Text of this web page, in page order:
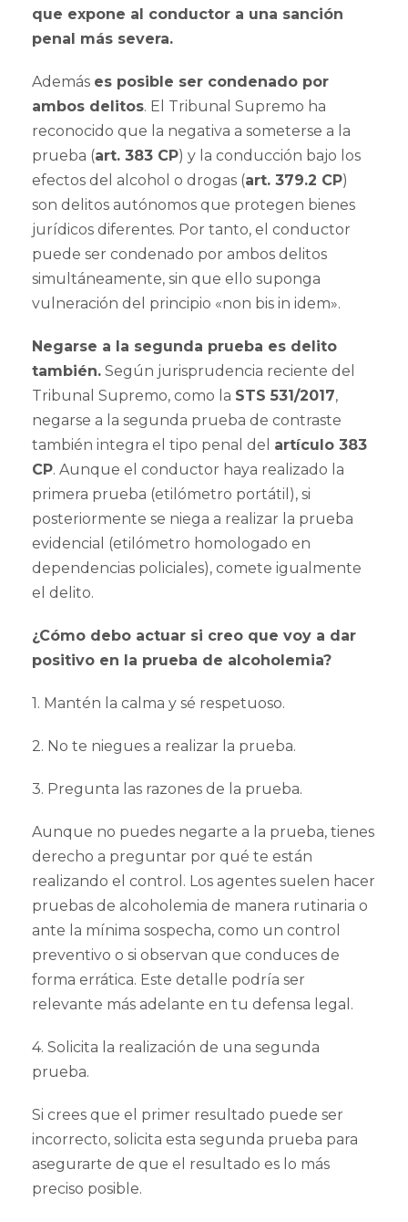
que expone al conductor a una sanción
penal más severa.
Además es posible ser condenado por
ambos delitos. El Tribunal Supremo ha
reconocido que la negativa a someterse a la
prueba (art. 383 CP) y la conducción bajo los
efectos del alcohol o drogas (art. 379.2 CP)
son delitos autónomos que protegen bienes
jurídicos diferentes. Por tanto, el conductor
puede ser condenado por ambos delitos
simultáneamente, sin que ello suponga
vulneración del principio «non bis in idem».
Negarse a la segunda prueba es delito
también. Según jurisprudencia reciente del
Tribunal Supremo, como la STS 531/2017,
negarse a la segunda prueba de contraste
también integra el tipo penal del artículo 383
CP. Aunque el conductor haya realizado la
primera prueba (etilómetro portátil), si
posteriormente se niega a realizar la prueba
evidencial (etilómetro homologado en
dependencias policiales), comete igualmente
el delito.
¿Cómo debo actuar si creo que voy a dar
positivo en la prueba de alcoholemia?
1. Mantén la calma y sé respetuoso.
2. No te niegues a realizar la prueba.
3. Pregunta las razones de la prueba.
Aunque no puedes negarte a la prueba, tienes
derecho a preguntar por qué te están
realizando el control. Los agentes suelen hacer
pruebas de alcoholemia de manera rutinaria o
ante la mínima sospecha, como un control
preventivo o si observan que conduces de
forma errática. Este detalle podría ser
relevante más adelante en tu defensa legal.
4. Solicita la realización de una segunda
prueba.
Si crees que el primer resultado puede ser
incorrecto, solicita esta segunda prueba para
asegurarte de que el resultado es lo más
preciso posible.